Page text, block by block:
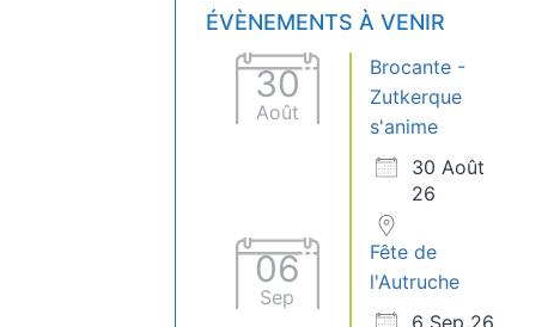
ÉVÈNEMENTS À VENIR
30
Août
Brocante -
Zutkerque
s'anime
30 Août
26
06
Sep
Fête de
l'Autruche